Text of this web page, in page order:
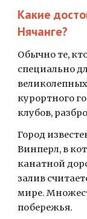
Какие
Нячанге?
Обычно те,
специально
курортного
клубов,
Город
Винперл, в
канатной
залив
мире.
побережья.